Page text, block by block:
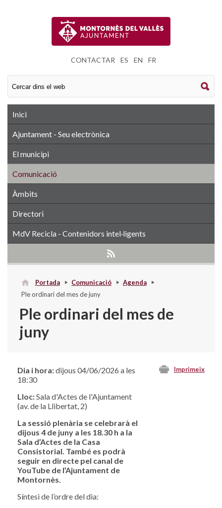
CONTACTAR ES EN FR
Inici
Ajuntament - Seu electrònica
El municipi
Comunicació
Àmbits
Directori
MdV Recicla - Contenidors intel·ligents
Portada Comunicació
Agenda
Ple ordinari del mes de juny
Ple ordinari del mes de
juny
Imprimeix
Dia i hora:dijous 04/06/2026 a les
18:30
Lloc:Sala d'Actes de l'Ajuntament
(av. de la Llibertat, 2)
La sessió plenària se celebrarà el
dijous 4 de juny a les 18.30 h a la
Sala d’Actes de la Casa
Consistorial. També es podrà
seguir en directe pel canal de
YouTube de l’Ajuntament de
Montornès.
Síntesi de l’ordre del dia: